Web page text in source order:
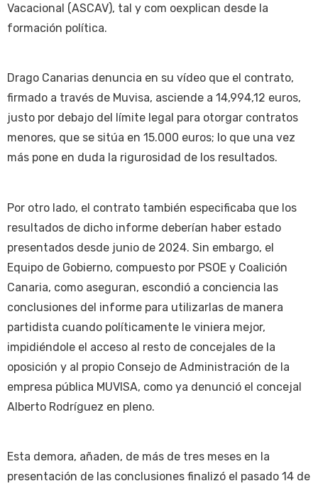
Vacacional (ASCAV), tal y com oexplican desde la
formación política.
Drago Canarias denuncia en su vídeo que el contrato,
firmado a través de Muvisa, asciende a 14,994,12 euros,
justo por debajo del límite legal para otorgar contratos
menores, que se sitúa en 15.000 euros; lo que una vez
más pone en duda la rigurosidad de los resultados.
Por otro lado, el contrato también especificaba que los
resultados de dicho informe deberían haber estado
presentados desde junio de 2024. Sin embargo, el
Equipo de Gobierno, compuesto por PSOE y Coalición
Canaria, como aseguran, escondió a conciencia las
conclusiones del informe para utilizarlas de manera
partidista cuando políticamente le viniera mejor,
impidiéndole el acceso al resto de concejales de la
oposición y al propio Consejo de Administración de la
empresa pública MUVISA, como ya denunció el concejal
Alberto Rodríguez en pleno.
Esta demora, añaden, de más de tres meses en la
presentación de las conclusiones finalizó el pasado 14 de